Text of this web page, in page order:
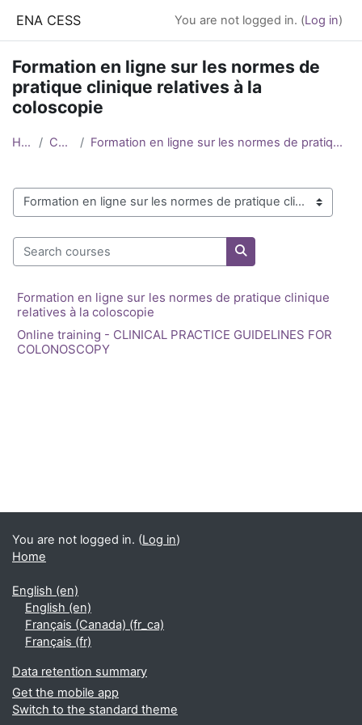
ENA CESS You are not logged in. (Log in)
Formation en ligne sur les normes de
pratique clinique relatives à la
coloscopie
Home Courses Formation en ligne sur les normes de pratique clinique relatives à la coloscopie
Course categories
Search courses
Search courses
Formation en ligne sur les normes de pratique clinique
relatives à la coloscopie
Online training - CLINICAL PRACTICE GUIDELINES FOR
COLONOSCOPY
You are not logged in. (Log in)
Home
English ‎(en)‎
English ‎(en)‎
Français (Canada) ‎(fr_ca)‎
Français ‎(fr)‎
Data retention summary
Get the mobile app
Switch to the standard theme